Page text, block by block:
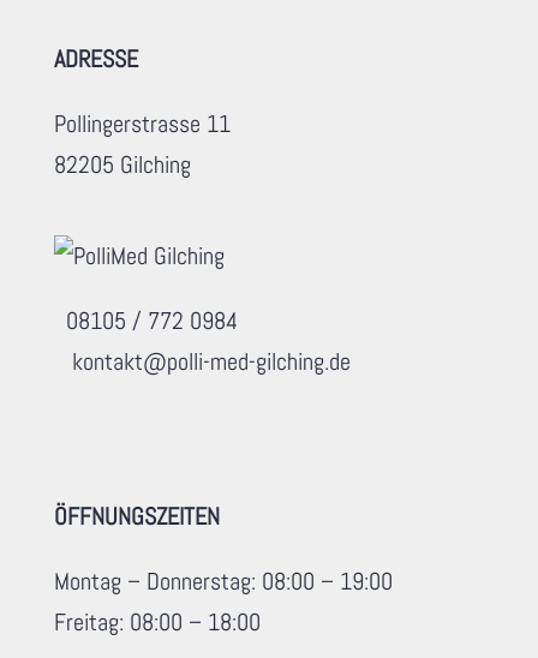
ADRESSE
Pollingerstrasse 11
82205 Gilching
08105 / 772 0984
kontakt@polli-med-gilching.de
ÖFFNUNGSZEITEN
Montag – Donnerstag: 08:00 – 19:00
Freitag: 08:00 – 18:00